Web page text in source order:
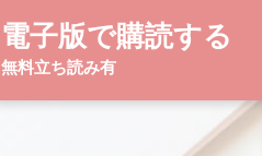
電子版で購読する
無料立ち読み有